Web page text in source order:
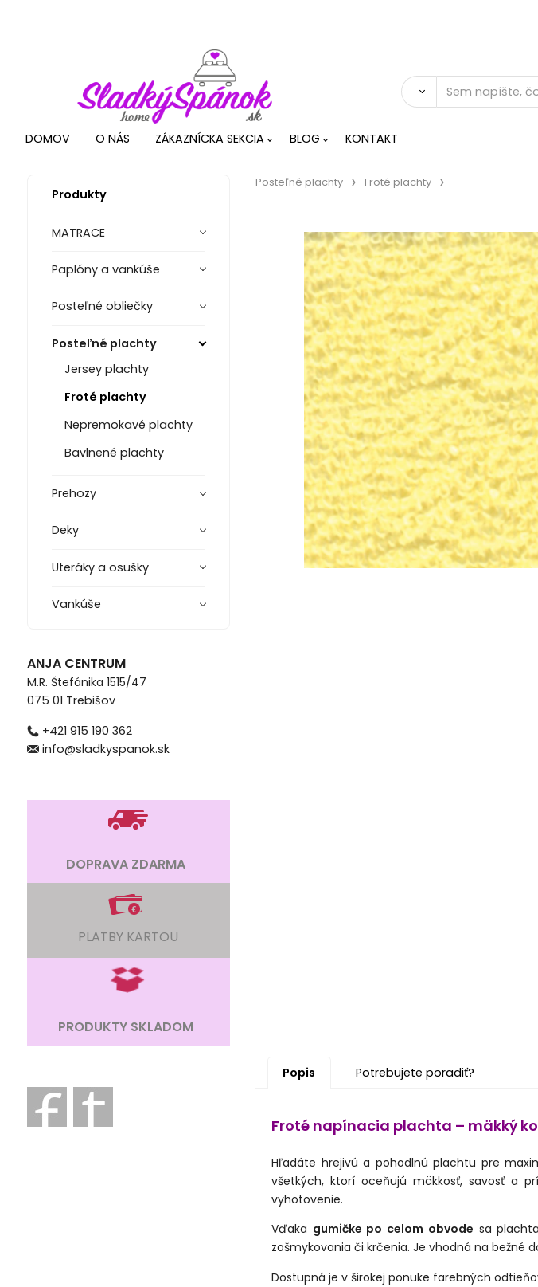
DOMOV O NÁS ZÁKAZNÍCKA SEKCIA BLOG KONTAKT
Produkty
MATRACE
Paplóny a vankúše
Posteľné obliečky
Posteľné plachty
Jersey plachty
Froté plachty
Nepremokavé plachty
Bavlnené plachty
Prehozy
Deky
Uteráky a osušky
Vankúše
ANJA CENTRUM
M.R. Štefánika 1515/47
075 01 Trebišov
+421 915 190 362
info@sladkyspanok.sk
DOPRAVA ZDARMA
PLATBY KARTOU
PRODUKTY SKLADOM
Posteľné plachty Froté plachty
Popis Potrebujete poradiť?
Froté napínacia plachta – mäkký
Hľadáte hrejivú a pohodlnú plachtu pre
všetkých, ktorí oceňujú mäkkosť, savosť a
vyhotovenie.
Vďaka gumičke po celom obvode sa
zošmykovania či krčenia. Je vhodná na bežné
Dostupná je v širokej ponuke farebných